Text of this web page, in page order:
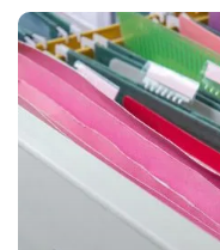
Descubra como a
transforma a
e departamentos